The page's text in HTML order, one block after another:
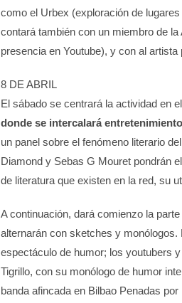
como el Urbex (exploración de
contará también con un miembro de
presencia en Youtube), y con al
8 DE ABRIL
El sábado se centrará la actividad en
donde se intercalará
un panel sobre el fenómeno literario
Diamond y Sebas G Mouret pondrán
de literatura que existen en la red, su
A continuación, dará comienzo la
alternarán con sketches y
espectáculo de humor; los youtubers
Tigrillo, con su monólogo de humor
banda afincada en Bilbao Penadas